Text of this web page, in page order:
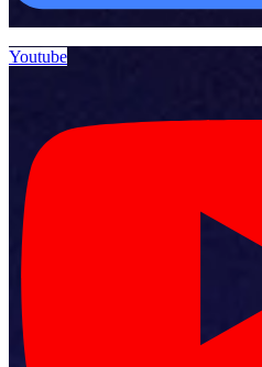
Youtube